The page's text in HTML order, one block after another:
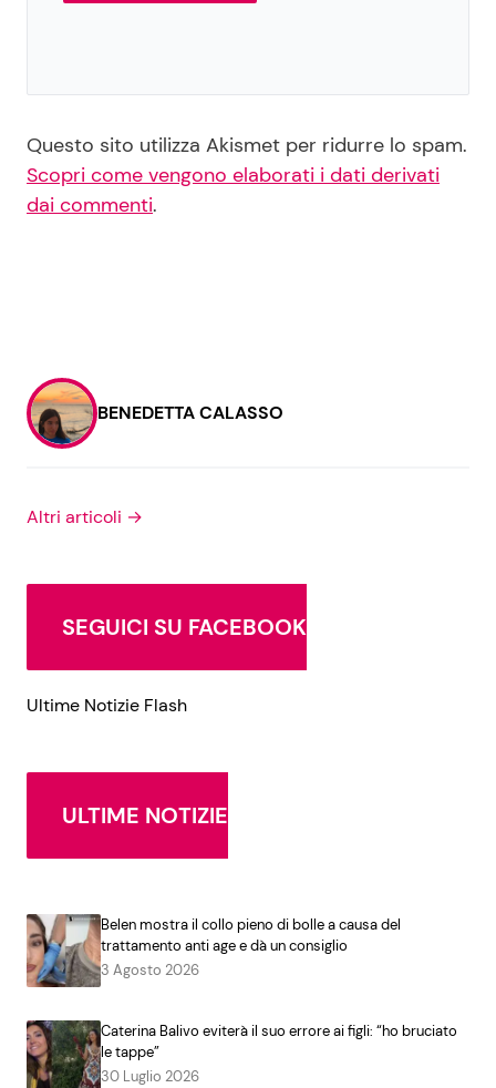
Questo sito utilizza Akismet per ridurre lo spam.
Scopri come vengono elaborati i dati derivati
dai commenti.
BENEDETTA CALASSO
Altri articoli →
SEGUICI SU FACEBOOK
Ultime Notizie Flash
ULTIME NOTIZIE
Belen mostra il collo pieno di bolle a causa del
trattamento anti age e dà un consiglio
3 Agosto 2026
Caterina Balivo eviterà il suo errore ai figli: “ho bruciato
le tappe”
30 Luglio 2026